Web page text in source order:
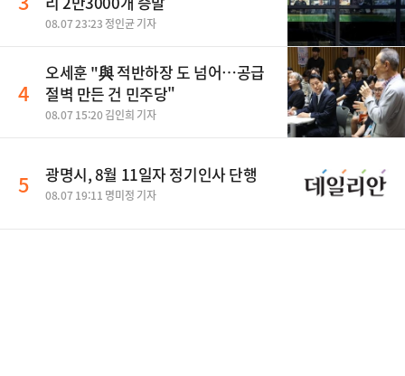
08.07 23:23 정인균 기자
4
오세훈 "與 적반하장 도 넘어…공급
절벽 만든 건 민주당"
08.07 15:20 김인희 기자
5 광명시, 8월 11일자 정기인사 단행
08.07 19:11 명미정 기자